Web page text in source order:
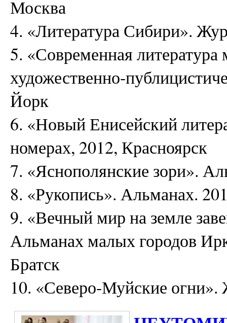
Москва
4. «Литература Сибири».
5. «Современная
художественно-
Йорк
6. «Новый Енисейский
номерах, 2012, Красноярск
7. «Яснополянские зори».
8. «Рукопись». Альманах.
9. «Вечный мир на земле
Альманах малых городов
Братск
10. «Северо-Муйские